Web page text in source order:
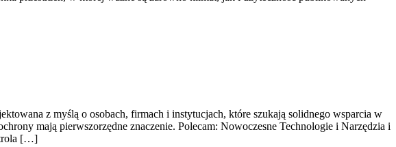
z myślą o osobach, firmach i instytucjach, które szukają solidnego wsparcia w
mają pierwszorzędne znaczenie. Polecam: Nowoczesne Technologie i Narzędzia i
[…]